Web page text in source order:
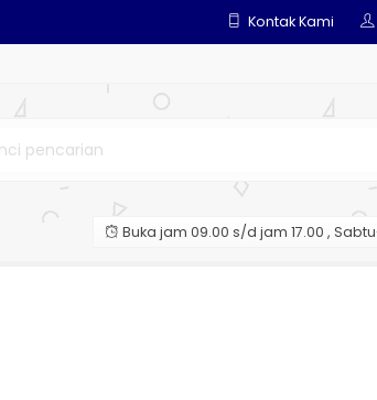
Kontak Kami
Buka jam 09.00 s/d jam 17.00 ,